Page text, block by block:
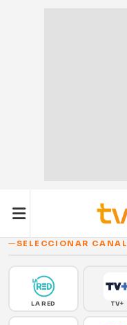
SELECCIONAR CANAL
LA RED TV+